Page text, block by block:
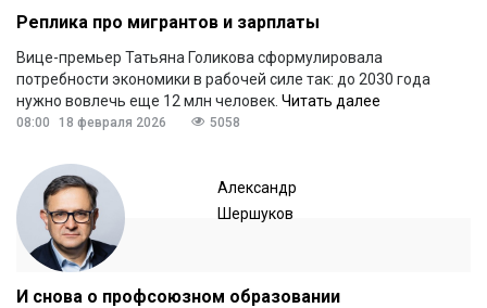
Реплика про мигрантов и зарплаты
Вице-премьер Татьяна Голикова сформулировала
потребности экономики в рабочей силе так: до 2030 года
нужно вовлечь еще 12 млн человек. Читать далее
08:00 18 февраля 2026 5058
Александр
Шершуков
И снова о профсоюзном образовании